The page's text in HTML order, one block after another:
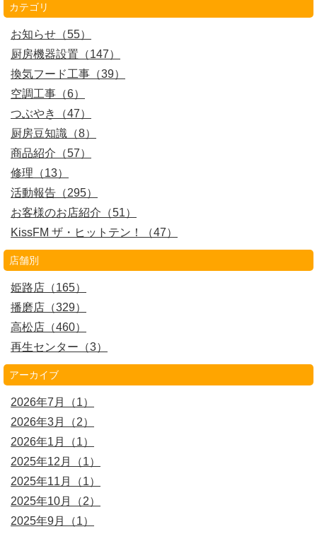
カテゴリ
お知らせ（55）
厨房機器設置（147）
換気フード工事（39）
空調工事（6）
つぶやき（47）
厨房豆知識（8）
商品紹介（57）
修理（13）
活動報告（295）
お客様のお店紹介（51）
KissFM ザ・ヒットテン！（47）
店舗別
姫路店（165）
播磨店（329）
高松店（460）
再生センター（3）
アーカイブ
2026年7月（1）
2026年3月（2）
2026年1月（1）
2025年12月（1）
2025年11月（1）
2025年10月（2）
2025年9月（1）